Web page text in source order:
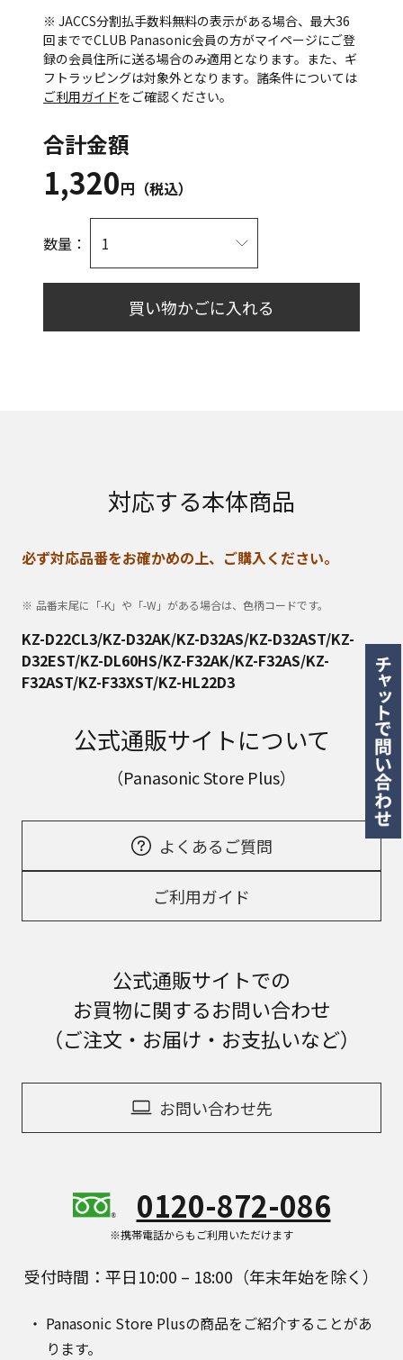
※ JACCS分割払手数料無料の表示がある場合、最大36
回まででCLUB Panasonic会員の方がマイページにご登
録の会員住所に送る場合のみ適用となります。また、ギ
フトラッピングは対象外となります。諸条件については
ご利用ガイドをご確認ください。
合計金額
1,320円（税込）
数量：
買い物かごに入れる
対応する本体商品
必ず対応品番をお確かめの上、ご購入ください。
品番末尾に「-K」や「-W」がある場合は、色柄コードです。
KZ-D22CL3/KZ-D32AK/KZ-D32AS/KZ-D32AST/KZ-
D32EST/KZ-DL60HS/KZ-F32AK/KZ-F32AS/KZ-
F32AST/KZ-F33XST/KZ-HL22D3
公式通販サイトについて
（Panasonic Store Plus）
よくあるご質問
ご利用ガイド
公式通販サイトでの
お買物に関するお問い合わせ
（ご注文・お届け・お支払いなど）
お問い合わせ先
0120-872-086
※携帯電話からもご利用いただけます
受付時間：平日10:00 – 18:00（年末年始を除く）
Panasonic Store Plusの商品をご紹介することがあ
ります。